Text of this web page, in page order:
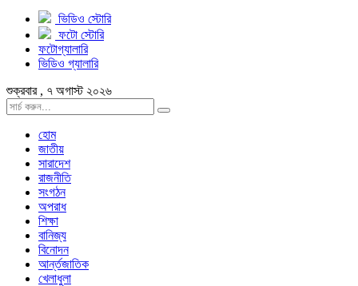
ভিডিও স্টোরি
ফটো স্টোরি
ফটোগ্যালারি
ভিডিও গ্যালারি
শুক্রবার , ৭ অগাস্ট ২০২৬
হোম
জাতীয়
সারাদেশ
রাজনীতি
সংগঠন
অপরাধ
শিক্ষা
বানিজ্য
বিনোদন
আর্ন্তজাতিক
খেলাধুলা